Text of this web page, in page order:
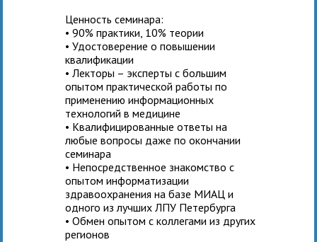
Ценность семинара:
• 90% практики, 10% теории
• Удостоверение о повышении
квалификации
• Лекторы – эксперты с большим
опытом практической работы по
применению информационных
технологий в медицине
• Квалифицированные ответы на
любые вопросы даже по окончании
семинара
• Непосредственное знакомство с
опытом информатизации
здравоохранения на базе МИАЦ и
одного из лучших ЛПУ Петербурга
• Обмен опытом с коллегами из других
регионов